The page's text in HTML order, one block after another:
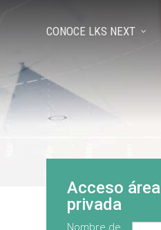
CONOCE LKS NEXT
Acceso área
privada
Nombre de